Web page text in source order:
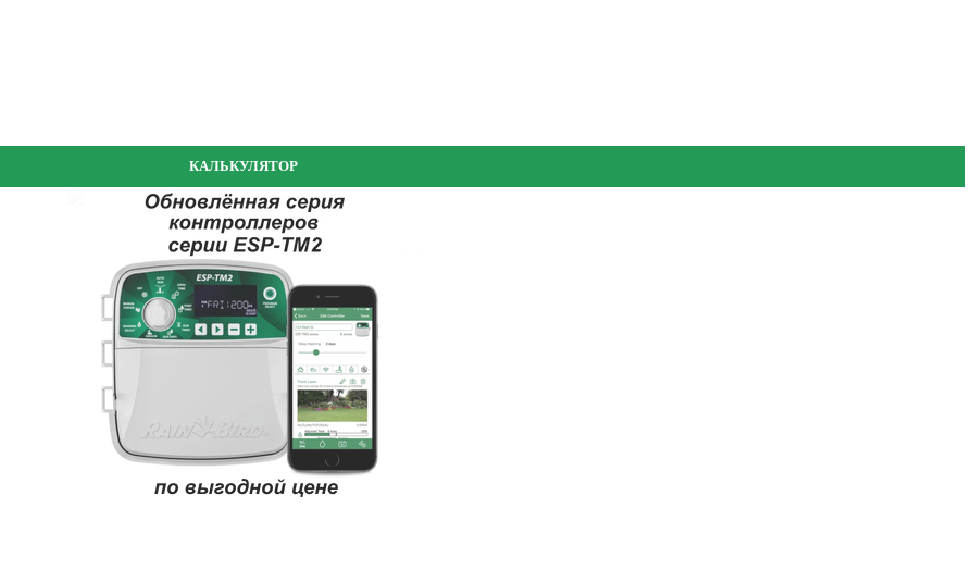
КАЛЬКУЛЯТОР